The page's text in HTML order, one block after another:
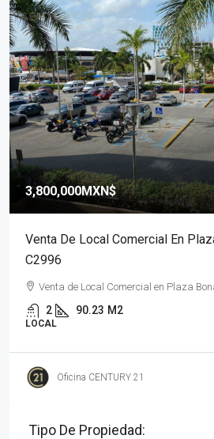
3,800,000MXN$
Venta De Local Comercial En
C2996
Venta de Local Comercial en Plaza
2 90.23 M2
LOCAL
Oficina CENTURY 21
Tipo De Propiedad: